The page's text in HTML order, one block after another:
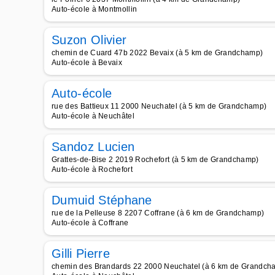
Auto-école à Montmollin
Suzon Olivier
chemin de Cuard 47b 2022 Bevaix (à 5 km de Grandchamp)
Auto-école à Bevaix
Auto-école
rue des Battieux 11 2000 Neuchatel (à 5 km de Grandchamp)
Auto-école à Neuchâtel
Sandoz Lucien
Grattes-de-Bise 2 2019 Rochefort (à 5 km de Grandchamp)
Auto-école à Rochefort
Dumuid Stéphane
rue de la Pelleuse 8 2207 Coffrane (à 6 km de Grandchamp)
Auto-école à Coffrane
Gilli Pierre
chemin des Brandards 22 2000 Neuchatel (à 6 km de